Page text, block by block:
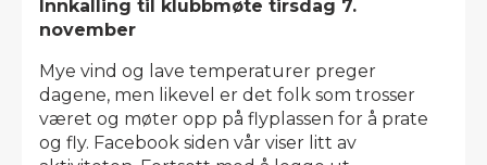
Innkalling til klubbmøte tirsdag 7.
november
Mye vind og lave temperaturer preger
dagene, men likevel er det folk som trosser
været og møter opp på flyplassen for å prate
og fly. Facebook siden vår viser litt av